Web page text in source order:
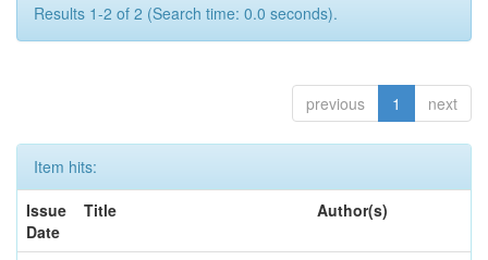
Results 1-2 of 2 (Search time: 0.0 seconds).
previous 1 next
Item hits:
Issue
Date
Title Author(s)